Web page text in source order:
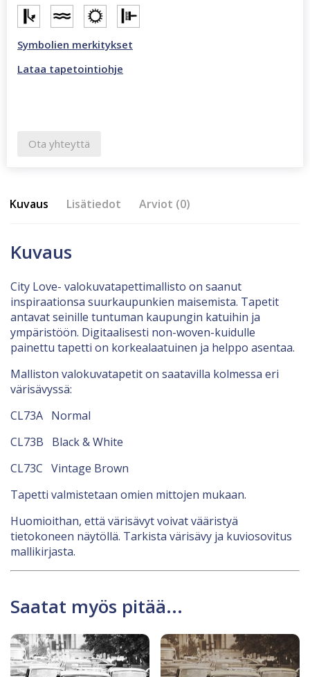
CL73A
määrä
Symbolien merkitykset
Lataa tapetointiohje
Ota yhteyttä
Kuvaus Lisätiedot Arviot (0)
Kuvaus
City Love- valokuvatapettimallisto on saanut
inspiraationsa suurkaupunkien maisemista. Tapetit
antavat seinille tuntuman kaupungin katuihin ja
ympäristöön. Digitaalisesti non-woven-kuidulle
painettu tapetti on korkealaatuinen ja helppo asentaa.
Malliston valokuvatapetit on saatavilla kolmessa eri
värisävyssä:
CL73A Normal
CL73B Black & White
CL73C Vintage Brown
Tapetti valmistetaan omien mittojen mukaan.
Huomioithan, että värisävyt voivat vääristyä
tietokoneen näytöllä. Tarkista värisävy ja kuviosovitus
mallikirjasta.
Saatat myös pitää...